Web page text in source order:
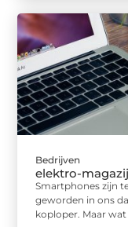
Bedrijven
elektro-
Smartphones zijn
geworden in ons
koploper. Maar wat